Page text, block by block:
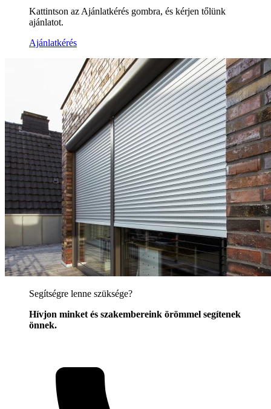
Kattintson az Ajánlatkérés gombra, és kérjen tőlünk
ajánlatot.
Ajánlatkérés
Segítségre lenne szüksége?
Hívjon minket és szakembereink örömmel segítenek
önnek.